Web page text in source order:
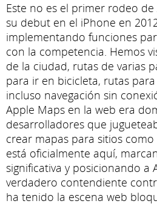
Este no es el primer rodeo
su debut en el iPhone en
implementando funciones
con la competencia. Hemos
de la ciudad, rutas de varias
para ir en bicicleta, rutas
incluso navegación sin
Apple Maps en la web era
desarrolladores que
crear mapas para sitios
está oficialmente aquí,
significativa y posicionando a
verdadero contendiente
ha tenido la escena web